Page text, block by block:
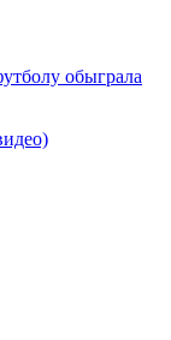
обыграла